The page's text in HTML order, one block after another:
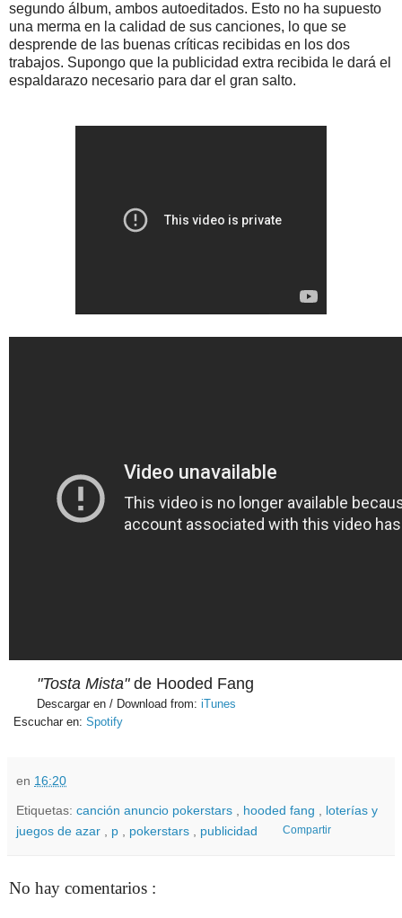
segundo álbum, ambos autoeditados. Esto no ha supuesto
una merma en la calidad de sus canciones, lo que se
desprende de las buenas críticas recibidas en los dos
trabajos. Supongo que la publicidad extra recibida le dará el
espaldarazo necesario para dar el gran salto.
"Tosta Mista"de Hooded Fang
Descargar en / Download from: iTunes
Escuchar en: Spotify
en 16:20
Etiquetas: canción anuncio pokerstars , hooded fang , loterías y
juegos de azar , p , pokerstars , publicidad Compartir
No hay comentarios :